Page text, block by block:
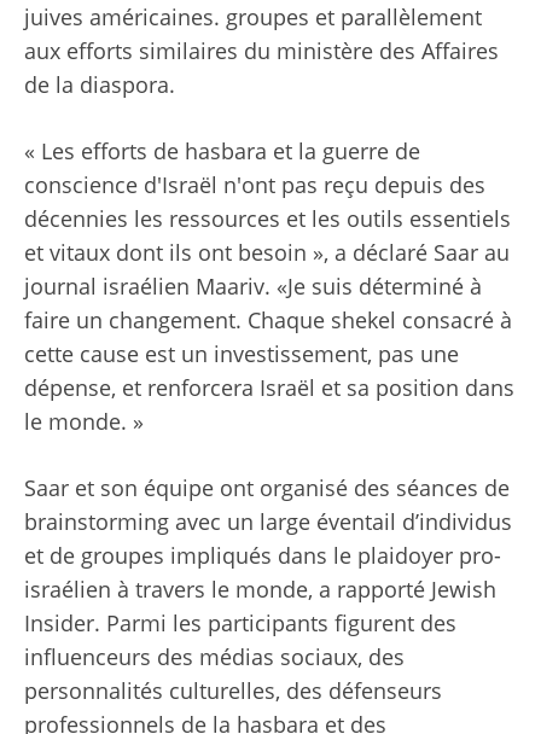
juives américaines. groupes et parallèlement
aux efforts similaires du ministère des Affaires
de la diaspora.
« Les efforts de hasbara et la guerre de
conscience d'Israël n'ont pas reçu depuis des
décennies les ressources et les outils essentiels
et vitaux dont ils ont besoin », a déclaré Saar au
journal israélien Maariv. «Je suis déterminé à
faire un changement. Chaque shekel consacré à
cette cause est un investissement, pas une
dépense, et renforcera Israël et sa position dans
le monde. »
Saar et son équipe ont organisé des séances de
brainstorming avec un large éventail d’individus
et de groupes impliqués dans le plaidoyer pro-
israélien à travers le monde, a rapporté Jewish
Insider. Parmi les participants figurent des
influenceurs des médias sociaux, des
personnalités culturelles, des défenseurs
professionnels de la hasbara et des